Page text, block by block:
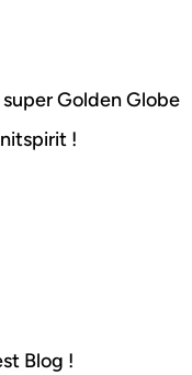
Golden Globe
!
Blog !